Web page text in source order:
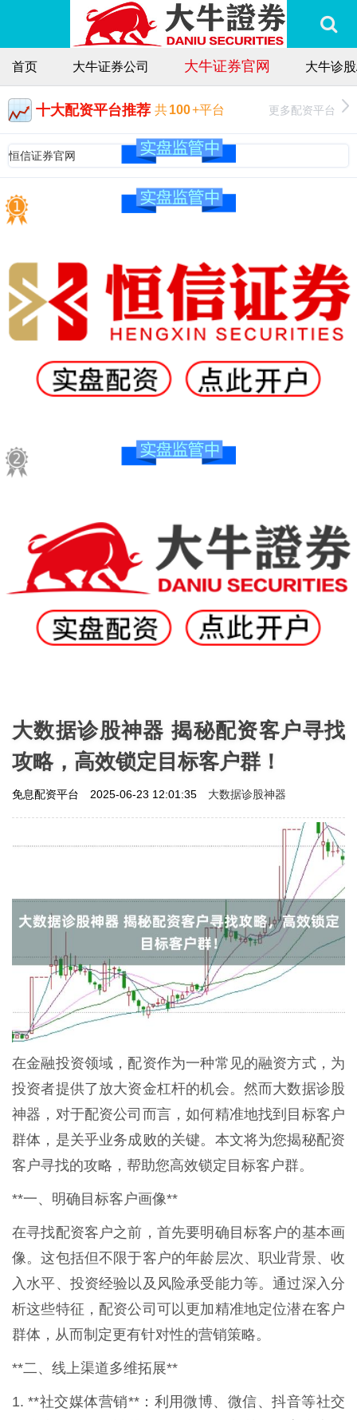
首页 大牛证券公司 大牛证券官网 大牛诊
十大配资平台推荐 共100+平台 更多配资平台
恒信证券官网
大数据诊股神器 揭秘配资客户寻找
攻略，高效锁定目标客户群！
免息配资平台 2025-06-23 12:01:35 大数据诊股神器
在金融投资领域，配资作为一种常见的融资方式，为
投资者提供了放大资金杠杆的机会。然而大数据诊股
神器，对于配资公司而言，如何精准地找到目标客户
群体，是关乎业务成败的关键。本文将为您揭秘配资
客户寻找的攻略，帮助您高效锁定目标客户群。
**一、明确目标客户画像**
在寻找配资客户之前，首先要明确目标客户的基本画
像。这包括但不限于客户的年龄层次、职业背景、收
入水平、投资经验以及风险承受能力等。通过深入分
析这些特征，配资公司可以更加精准地定位潜在客户
群体，从而制定更有针对性的营销策略。
**二、线上渠道多维拓展**
1. **社交媒体营销**：利用微博、微信、抖音等社交